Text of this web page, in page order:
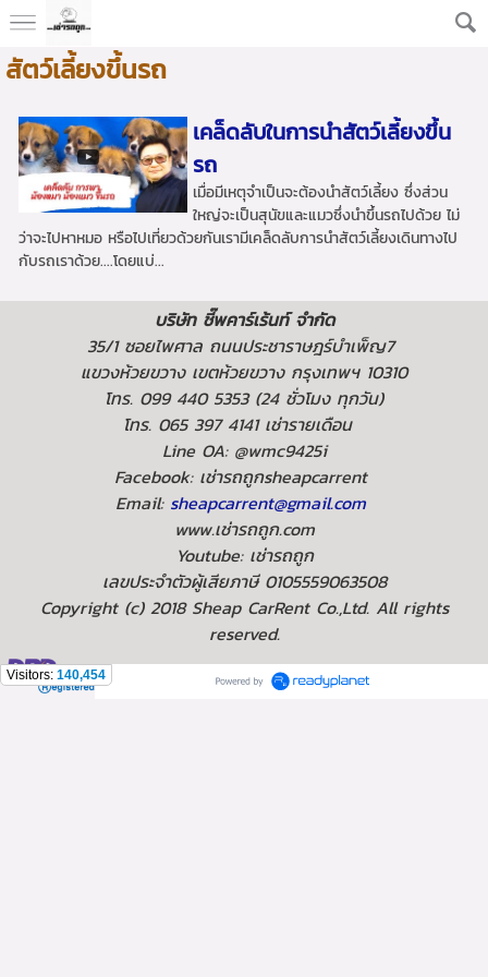
สัตว์เลี้ยงขึ้นรถ
เคล็ดลับในการนำสัตว์เลี้ยงขึ้น
รถ
เมื่อมีเหตุจำเป็นจะต้องนำสัตว์เลี้ยง ซึ่งส่วน
ใหญ่จะเป็นสุนัขและแมวซึ่งนำขึ้นรถไปด้วย ไม่
ว่าจะไปหาหมอ หรือไปเที่ยวด้วยกันเรามีเคล็ดลับการนำสัตว์เลี้ยงเดินทางไป
กับรถเราด้วย....โดยแบ่...
บริษัท ชี๊พคาร์เร้นท์ จำกัด
35/1 ซอยไพศาล ถนนประชาราษฎร์บำเพ็ญ7
แขวงห้วยขวาง เขตห้วยขวาง กรุงเทพฯ 10310
โทร. 099 440 5353 (24 ชั่วโมง ทุกวัน)
โทร. 065 397 4141 เช่ารายเดือน
Line OA: @wmc9425i
Facebook: เช่ารถถูกsheapcarrent
Email: sheapcarrent@gmail.com
www.เช่ารถถูก.com
Youtube: เช่ารถถูก
เลขประจำตัวผู้เสียภาษี 0105559063508
Copyright (c) 2018 Sheap CarRent Co.,Ltd. All rights
reserved.
Visitors: 140,454